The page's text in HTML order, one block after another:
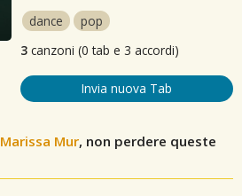
dance
pop
3 canzoni (0 tab e 3 accordi)
Invia nuova Tab
Marissa Mur, non perdere queste